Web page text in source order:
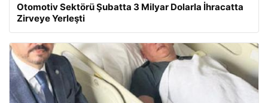
Otomotiv Sektörü Şubatta 3 Milyar Dolarla İhracatta
Zirveye Yerleşti